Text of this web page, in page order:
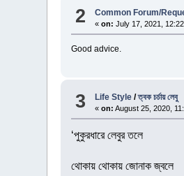
2 Common Forum/
«on: July 17, 2021,
Good advice.
3 Life Style /ত্বক চর্চায় লেবু
«on: August 25, 2020,
‘পুকুরধারে লেবুর তলে
থোকায় থোকায় জোনাক জ্বলে